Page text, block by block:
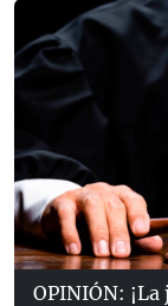
OPINIÓN: